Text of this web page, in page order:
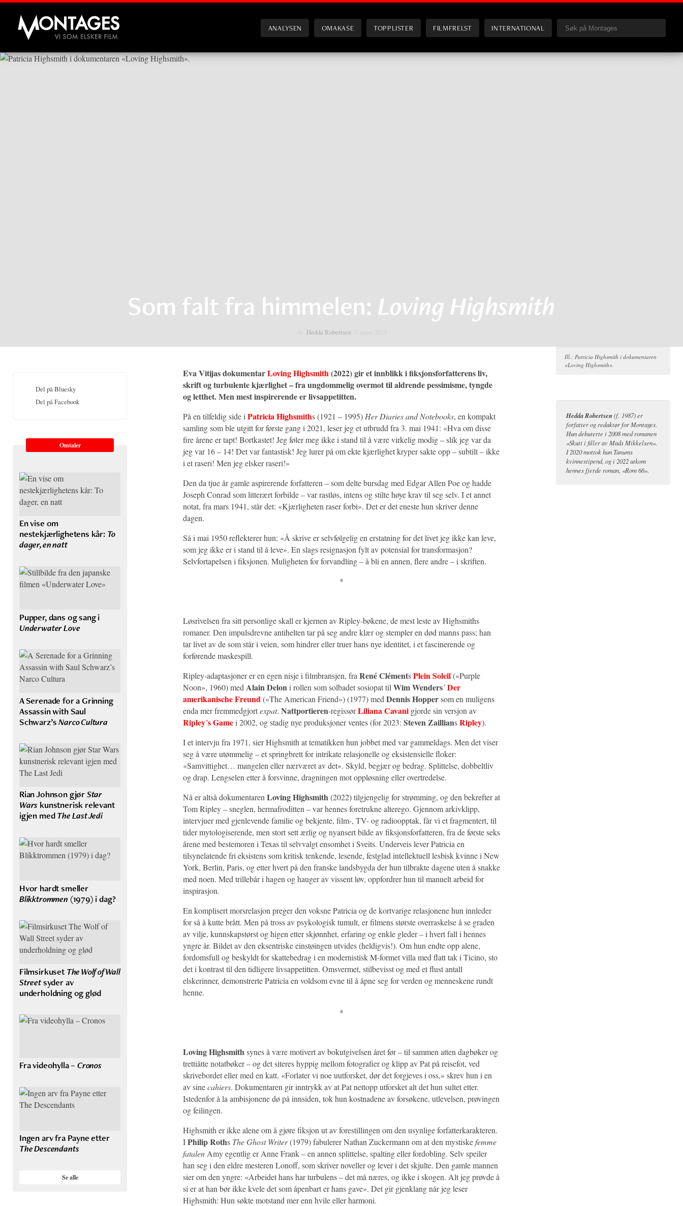
Montages
ANALYSEN OMAKASE TOPPLISTER FILMFRELST INTERNATIONAL
Som falt fra himmelen: Loving Highsmith
Hedda Robertsen
Eva Vitijas dokumentarLoving Highsmith(2022) gir et innblikk i fiksjonsforfatterens liv,
skrift og turbulente kjærlighet – fra ungdommelig overmot til aldrende pessimisme, tyngde
og letthet. Men mest inspirerende er livsappetitten.
På en tilfeldig side i Patricia Highsmiths (1921 – 1995) Her Diaries and Notebooks, en kompakt
samling som ble utgitt for første gang i 2021, leser jeg et utbrudd fra 3. mai 1941: «Hva om disse
fire årene er tapt! Bortkastet! Jeg føler meg ikke i stand til å være virkelig modig – slik jeg var da
jeg var 16 – 14! Det var fantastisk! Jeg lurer på om ekte kjærlighet kryper sakte opp – subtilt – ikke
i et raseri! Men jeg elsker raseri!»
Den da tjue år gamle aspirerende forfatteren – som delte bursdag med Edgar Allen Poe og hadde
Joseph Conrad som litterært forbilde – var rastløs, intens og stilte høye krav til seg selv. I et annet
notat, fra mars 1941, står det: «Kjærligheten raser forbi». Det er det eneste hun skriver denne
dagen.
Så i mai 1950 reflekterer hun: «Å skrive er selvfølgelig en erstatning for det livet jeg ikke kan leve,
som jeg ikke er i stand til å leve». En slags resignasjon fylt av potensial for transformasjon?
Selvfortapelsen i fiksjonen. Muligheten for forvandling – å bli en annen, flere andre – i skriften.
*
Løsrivelsen fra sitt personlige skall er kjernen av Ripley-bøkene, de mest leste av Highsmiths
romaner. Den impulsdrevne antihelten tar på seg andre klær og stempler en død manns pass; han
tar livet av de som står i veien, som hindrer eller truer hans nye identitet, i et fascinerende og
forførende maskespill.
Ripley-adaptasjoner er en egen nisje i filmbransjen, fra René ClémentsPlein Soleil(«Purple
Noon», 1960) med Alain Deloni rollen som solbadet sosiopat til Wim Wenders´Der
amerikanische Freund(«The American Friend») (1977) med Dennis Hoppersom en muligens
enda mer fremmedgjortexpat. Nattportieren-regissørLiliana Cavani gjorde sin versjon av
Ripley´s Gamei 2002, og stadig nye produksjoner ventes (for 2023: Steven ZailliansRipley).
I et intervju fra 1971, sier Highsmith at tematikken hun jobbet med var gammeldags. Men det viser
seg å være utømmelig – et springbrett for intrikate relasjonelle og eksistensielle floker:
«Samvittighet… mangelen eller nærværet av det». Skyld, begjær og bedrag. Splittelse, dobbeltliv
og drap. Lengselen etter å forsvinne, dragningen mot oppløsning eller overtredelse.
Nå er altså dokumentaren Loving Highsmith(2022) tilgjengelig for strømming, og den bekrefter at
Tom Ripley – sneglen, hermafroditten – var hennes foretrukne alterego. Gjennom arkivklipp,
intervjuer med gjenlevende familie og bekjente, film-, TV- og radioopptak, får vi et fragmentert, til
tider mytologiserende, men stort sett ærlig og nyansert bilde av fiksjonsforfatteren, fra de første seks
årene med bestemoren i Texas til selvvalgt ensomhet i Sveits. Underveis lever Patricia en
tilsynelatende fri eksistens som kritisk tenkende, lesende, festglad intellektuell lesbisk kvinne i New
York, Berlin, Paris, og etter hvert på den franske landsbygda der hun tilbrakte dagene uten å snakke
med noen. Med trillebår i hagen og hauger av vissent løv, oppfordrer hun til manuelt arbeid for
inspirasjon.
En komplisert morsrelasjon preger den voksne Patricia og de kortvarige relasjonene hun innleder
for så å kutte brått. Men på tross av psykologisk tumult, er filmens største overraskelse å se graden
av vilje, kunnskapstørst og higen etter skjønnhet, erfaring og enkle gleder – i hvert fall i hennes
yngre år. Bildet av den eksentriske einstøingen utvides (heldigvis!). Om hun endte opp alene,
fordomsfull og beskyldt for skattebedrag i en modernistisk M-formet villa med flatt tak i Ticino, sto
det i kontrast til den tidligere livsappetitten. Omsvermet, stilbevisst og med et flust antall
elskerinner, demonstrerte Patricia en voldsom evne til å åpne seg for verden og menneskene rundt
henne.
*
Loving Highsmithsynes å være motivert av bokutgivelsen året før – til sammen atten dagbøker og
trettiåtte notatbøker – og det siteres hyppig mellom fotografier og klipp av Pat på reisefot, ved
skrivebordet eller med en katt. «Forlater vi noe uutforsket, dør det forgjeves i oss,» skrev hun i en
av sinecahiers. Dokumentaren gir inntrykk av at Pat nettopp utforsket alt det hun sultet etter.
Istedenfor å la ambisjonene dø på innsiden, tok hun kostnadene av forsøkene, utlevelsen, prøvingen
og feilingen.
Highsmith er ikke alene om å gjøre fiksjon ut av forestillingen om den usynlige forfatterkarakteren.
IPhilip Roths The Ghost Writer(1979) fabulerer Nathan Zuckermann om at den mystiskefemme
fatalen Amy egentlig er Anne Frank – en annen splittelse, spalting eller fordobling. Selv speiler
han seg i den eldre mesteren Lonoff, som skriver noveller og lever i det skjulte. Den gamle mannen
sier om den yngre: «Arbeidet hans har turbulens – det må næres, og ikke i skogen. Alt jeg prøvde å
si er at han bør ikke kvele det som åpenbart er hans gave». Det gir gjenklang når jeg leser
Highsmith: Hun søkte motstand mer enn hvile eller harmoni.
Del på Bluesky
Del på Facebook
Omtaler
En vise om
nestekjærlighetens kår: To
dager, en natt
Pupper, dans og sang i
Underwater Love
A Serenade for a Grinning
Assassin with Saul
Schwarz’sNarco Cultura
Rian Johnson gjørStar
Wars kunstnerisk relevant
igjen medThe Last Jedi
Hvor hardt smeller
Blikktrommen (1979) i dag?
Filmsirkuset The Wolf of Wall
Streetsyder av
underholdning og glød
Fra videohylla –Cronos
Ingen arv fra Payne etter
The Descendants
Se alle
Ill.: Patricia Highsmith i dokumentaren
«Loving Highsmith».
Hedda Robertsen (f. 1987) er
forfatter og redaktør for Montages.
Hun debuterte i 2008 med romanen
«Skutt i filler av Mads Mikkelsen».
I 2020 mottok hun Tanums
kvinnestipend, og i 2022 utkom
hennes fjerde roman, «Rom 66».